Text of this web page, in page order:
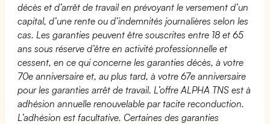
décès et d’arrêt de travail en prévoyant le versement d’un
capital, d’une rente ou d’indemnités journalières selon les
cas. Les garanties peuvent être souscrites entre 18 et 65
ans sous réserve d’être en activité professionnelle et
cessent, en ce qui concerne les garanties décès, à votre
70e anniversaire et, au plus tard, à votre 67e anniversaire
pour les garanties arrêt de travail. L’offre ALPHA TNS est à
adhésion annuelle renouvelable par tacite reconduction.
L’adhésion est facultative. Certaines des garanties